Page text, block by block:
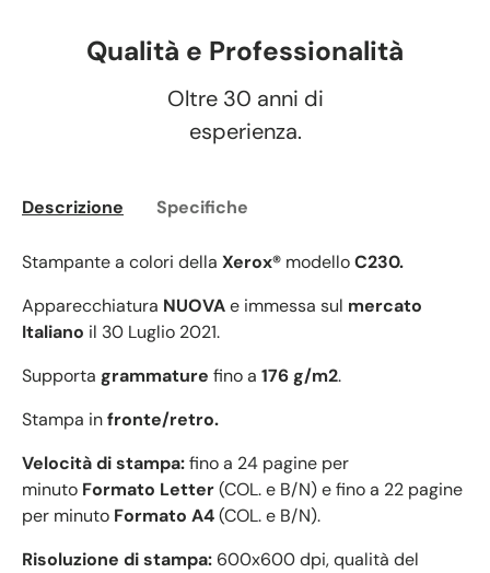
Qualità e Professionalità
Oltre 30 anni di
esperienza.
Descrizione Specifiche
Stampante a colori della Xerox® modelloC230.
Apparecchiatura NUOVAe immessa sul mercato
Italiano il 30 Luglio 2021.
Supporta grammature fino a 176 g/m2.
Stampa infronte/retro.
Velocità di stampa:fino a 24 pagine per
minuto Formato Letter(COL. e B/N) e fino a 22 pagine
per minuto Formato A4(COL. e B/N).
Risoluzione di stampa: 600x600 dpi, qualità del